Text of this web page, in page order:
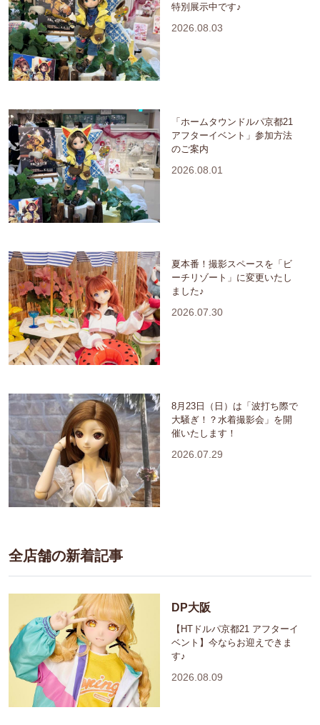
特別展示中です♪
2026.08.03
「ホームタウンドルパ京都21
アフターイベント」参加方法
のご案内
2026.08.01
夏本番！撮影スペースを「ビ
ーチリゾート」に変更いたし
ました♪
2026.07.30
8月23日（日）は「波打ち際で
大騒ぎ！？水着撮影会」を開
催いたします！
2026.07.29
全店舗の新着記事
DP大阪
【HTドルパ京都21 アフターイ
ベント】今ならお迎えできま
す♪
2026.08.09